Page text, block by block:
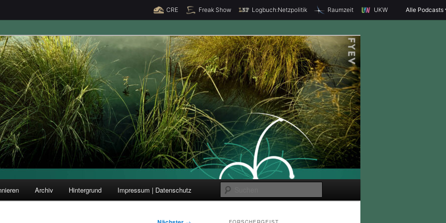
CRE Freak Show Logbuch:Netzpolitik Raumzeit UKW Alle Podcasts
und Forschung
u
Archiv Hintergrund Impressum | Datenschutz